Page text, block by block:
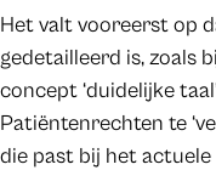
Het valt vooreerst op
gedetailleerd is, zoals
concept ‘duidelijke
Patiëntenrechten te
die past bij het